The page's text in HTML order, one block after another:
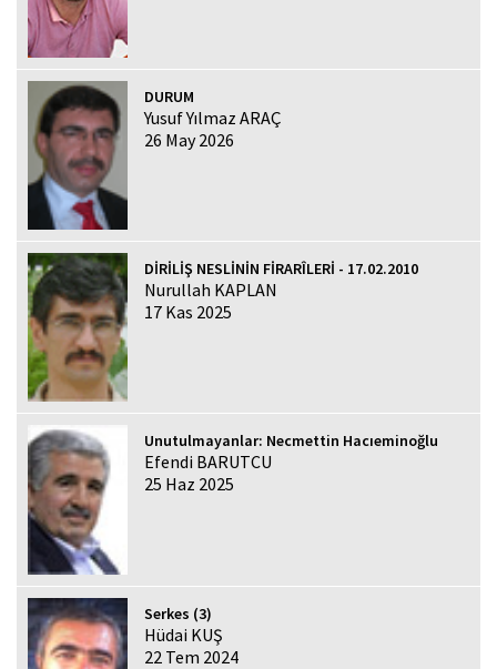
DURUM
Yusuf Yılmaz ARAÇ
26 May 2026
DİRİLİŞ NESLİNİN FİRARÎLERİ - 17.02.2010
Nurullah KAPLAN
17 Kas 2025
Unutulmayanlar: Necmettin Hacıeminoğlu
Efendi BARUTCU
25 Haz 2025
Serkes (3)
Hüdai KUŞ
22 Tem 2024